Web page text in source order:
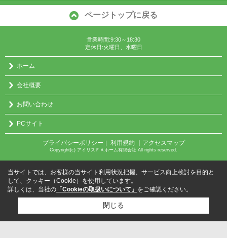
ページトップに戻る
営業時間:9:30～18:30
定休日:火曜日、水曜日
ホーム
会社概要
お問い合わせ
PCサイト
プライバシーポリシー ｜ 利用規約 ｜アクセスマップ
Copyright(c) アイリスＦＡホーム有限会社 All rights reserved.
当サイトでは、お客様の当サイト利用状況把握、サービス向上検討を目的と
して、クッキー（Cookie）を使用しています。
詳しくは、当社の 「Cookieの取扱いについて」 をご確認ください。
閉じる